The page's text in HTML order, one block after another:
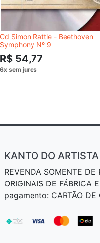
Cd Simon Rattle - Beethoven
Symphony Nº 9
R$ 54,77
KANTO DO ARTISTA
REVENDA SOMENTE DE
ORIGINAIS DE FÁBRICA
pagamento: CARTÃO DE